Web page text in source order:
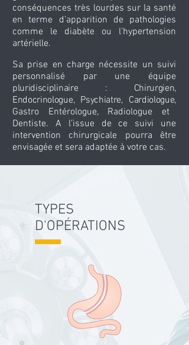
conséquences très lourdes sur la santé
en terme d’apparition de pathologies
comme le diabète ou l’hypertension
artérielle.
Sa prise en charge nécessite un suivi
personnalisé par une équipe
pluridisciplinaire : Chirurgien,
Endocrinologue, Psychiatre, Cardiologue,
Gastro Entérologue, Radiologue et
Dentiste. A l’issue de ce suivi une
intervention chirurgicale pourra être
envisagée et sera adaptée à votre cas.
TYPES
D'OPÉRATIONS